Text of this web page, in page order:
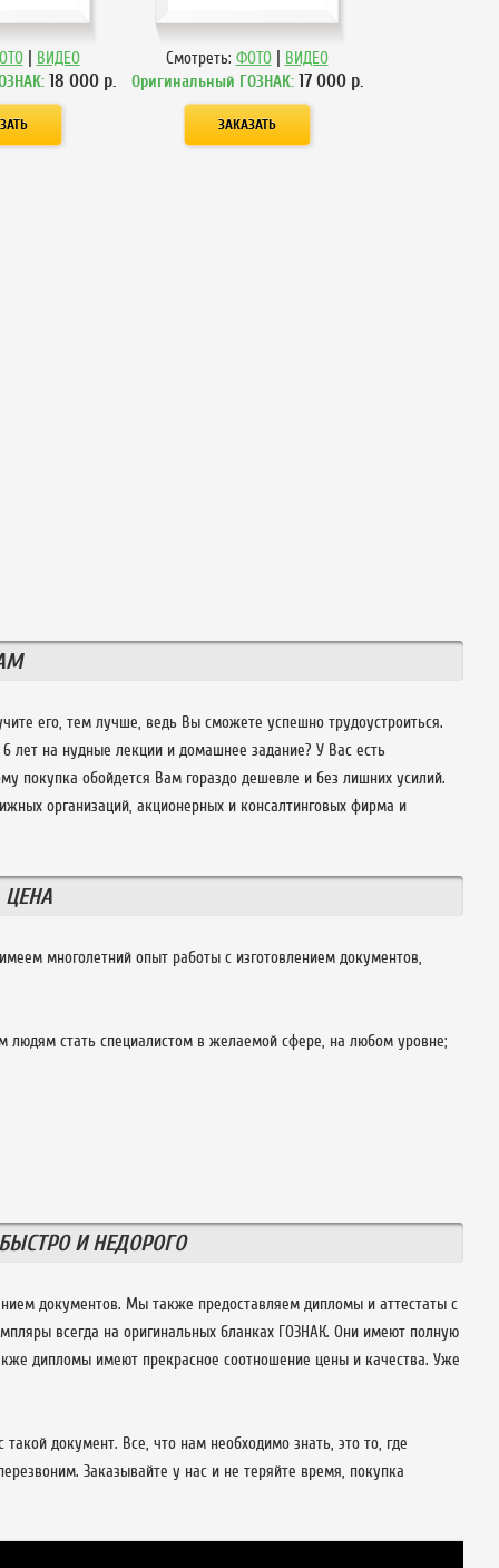
| ВИДЕО
18 000р.
Смотреть: ФОТО | ВИДЕО
Оригинальный ГОЗНАК: 17 000р.
его, тем лучше, ведь Вы сможете успешно трудоустроиться.
лет на нудные лекции и домашнее задание? У Вас есть
покупка обойдется Вам гораздо дешевле и без лишних усилий.
организаций, акционерных и консалтинговых фирма и
многолетний опыт работы с изготовлением документов,
людям стать специалистом в желаемой сфере, на любом уровне;
И НЕДОРОГО
документов. Мы также предоставляем дипломы и аттестаты с
всегда на оригинальных бланках ГОЗНАК. Они имеют полную
дипломы имеют прекрасное соотношение цены и качества. Уже
документ. Все, что нам необходимо знать, это то, где
Заказывайте у нас и не теряйте время, покупка